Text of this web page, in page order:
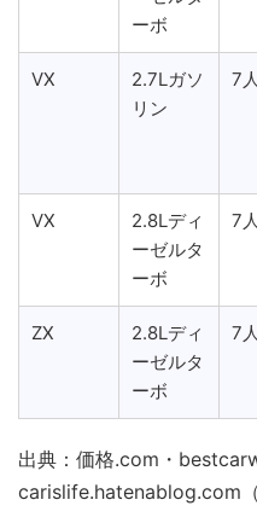
ーボ
VX
2.7Lガソ
リン
7
VX
2.8Lディ
ーゼルタ
ーボ
7
ZX
2.8Lディ
ーゼルタ
ーボ
7
出典：価格.com・
carislife.hatenablog.com